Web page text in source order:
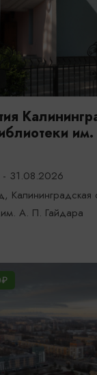
31.08.2026
Калининградская
им. А. П. Гайдара